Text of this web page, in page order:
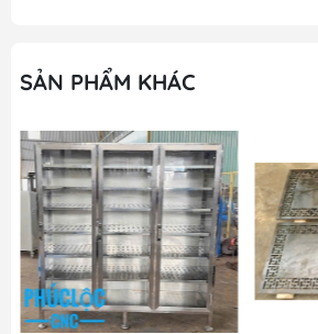
SẢN PHẨM KHÁC